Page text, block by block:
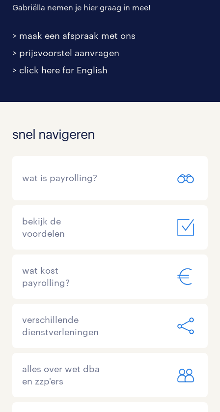
Gabriëlla nemen je hier graag in mee!
> maak een afspraak met ons
> prijsvoorstel aanvragen
> click here for English
snel navigeren
wat is payrolling?
bekijk de
voordelen
wat kost
payrolling?
verschillende
dienstverleningen
alles over wet dba
en zzp'ers